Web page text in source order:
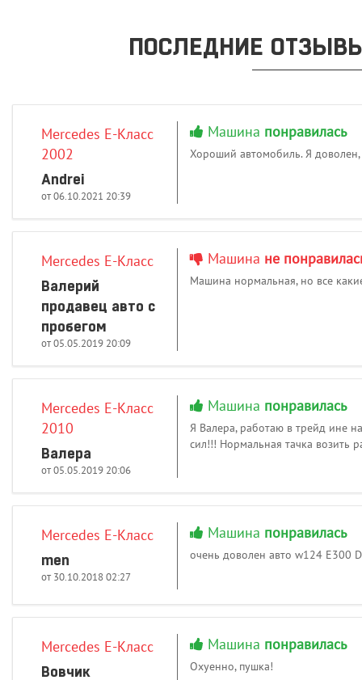
ПОСЛЕДНИЕ
Mercedes E-Класс
2002
Andrei
от 06.10.2021 20:39
Машина понравилась
Хороший автомобиль. Я
Mercedes E-Класс
Валерий
продавец авто с
пробегом
от 05.05.2019 20:09
Машина не
Машина нормальная, но все
Mercedes E-Класс
2010
Валера
от 05.05.2019 20:06
Машина понравилась
Я Валера, работаю в трейд ине
сил!!! Нормальная тачка возить
Mercedes E-Класс
men
от 30.10.2018 02:27
Машина понравилась
очень доволен авто w124 E300
Mercedes E-Класс
Вовчик
Машина понравилась
Охуенно, пушка!